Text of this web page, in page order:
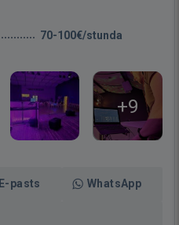
70-100€/stunda
+9
E-pasts WhatsApp